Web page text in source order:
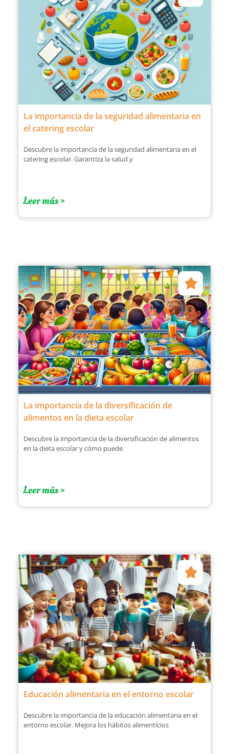
La importancia de la seguridad alimentaria en
el catering escolar
Descubre la importancia de la seguridad alimentaria en el
catering escolar. Garantiza la salud y
Leer más >
La importancia de la diversificación de
alimentos en la dieta escolar
Descubre la importancia de la diversificación de alimentos
en la dieta escolar y cómo puede
Leer más >
Educación alimentaria en el entorno escolar
Descubre la importancia de la educación alimentaria en el
entorno escolar. Mejora los hábitos alimenticios